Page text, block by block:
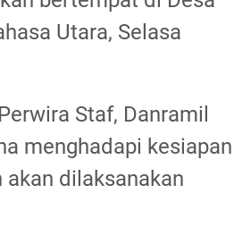
Utara, Selasa
Staf, Danramil
menghadapi kesiapan
akan dilaksanakan